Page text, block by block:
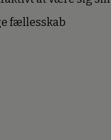
fællesskab